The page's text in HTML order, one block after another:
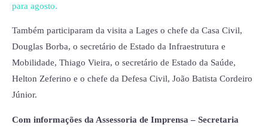
para agosto.
Também participaram da visita a Lages o chefe da Casa Civil,
Douglas Borba, o secretário de Estado da Infraestrutura e
Mobilidade, Thiago Vieira, o secretário de Estado da Saúde,
Helton Zeferino e o chefe da Defesa Civil, João Batista Cordeiro
Júnior.
Com informações da Assessoria de Imprensa – Secretaria